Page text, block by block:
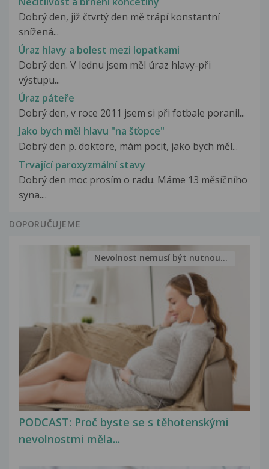
Dobrý den, již čtvrtý den mě trápí konstantní
snížená...
Úraz hlavy a bolest mezi lopatkami
Dobrý den. V lednu jsem měl úraz hlavy-při
výstupu...
Úraz páteře
Dobrý den, v roce 2011 jsem si při fotbale poranil...
Jako bych měl hlavu "na šťopce"
Dobrý den p. doktore, mám pocit, jako bych měl...
Trvající paroxyzmální stavy
Dobrý den moc prosím o radu. Máme 13 měsíčního
syna....
DOPORUČUJEME
PODCAST: Proč byste se s těhotenskými
nevolnostmi měla...
Nevolnost nemusí být nutnou...